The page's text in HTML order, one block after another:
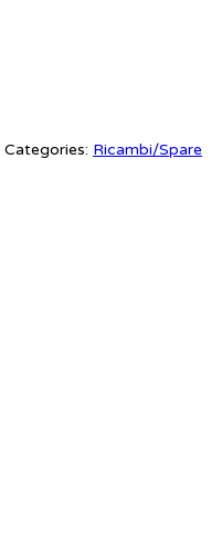
Categories: Ricambi/Spare